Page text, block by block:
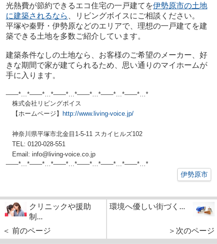
光熱費が節約できるエコ住宅の一戸建てを伊勢原市の土地
に建築されるなら
、リビングボイスにご相談ください。
平塚や秦野・伊勢原などのエリアで、理想の一戸建てを建
築できる土地を多数ご紹介しています。
建築条件なしの土地なら、お客様のご希望のメーカー、好
きな期間で家が建てられるため、思い通りのマイホームが
手に入ります。
——*…*——*…*——*…*——*…*——*…*——*…*
株式会社リビングボイス
【ホームページ】 http://www.living-voice.jp/
神奈川県平塚市北金目1-5-11 スカイヒルズ102
TEL: 0120-028-551
Email: info@living-voice.co.jp
——*…*——*…*——*…*——*…*——*…*——*…*
伊勢原市
クリニックや援助
制...
＜ 前のページ
環境へ優しい街づく...
＞次のページ